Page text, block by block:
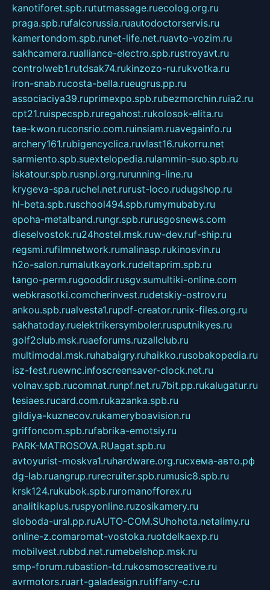
kanotiforet.spb.rututmassage.ruecolog.org.ru
praga.spb.rufalcorussia.ruautodoctorservis.ru
kamertondom.spb.runet-life.net.ruavto-vozim.ru
sakhcamera.rualliance-electro.spb.rustroyavt.ru
controlweb1.rutdsak74.rukinzozo-ru.rukvotka.ru
iron-snab.rucosta-bella.rueugrus.pp.ru
associaciya39.ruprimexpo.spb.rubezmorchin.ruia2.ru
cpt21.ruispecspb.ruregahost.rukolosok-elita.ru
tae-kwon.ruconsrio.com.ruinsiam.ruavegainfo.ru
archery161.rubigencyclica.ruvlast16.rukorru.net
sarmiento.spb.suextelopedia.rulammin-suo.spb.ru
iskatour.spb.rusnpi.org.rurunning-line.ru
krygeva-spa.ruchel.net.rurust-loco.rudugshop.ru
hl-beta.spb.ruschool494.spb.rumymubaby.ru
epoha-metalband.rungr.spb.rurusgosnews.com
dieselvostok.ru24hostel.msk.ruw-dev.ruf-ship.ru
regsmi.rufilmnetwork.rumalinasp.rukinosvin.ru
h2o-salon.rumalutkayork.rudeltaprim.spb.ru
tango-perm.rugooddir.rusgv.sumultiki-online.com
webkrasotki.comcherinvest.rudetskiy-ostrov.ru
ankou.spb.rualvesta1.rupdf-creator.runix-files.org.ru
sakhatoday.ruelektrikersymboler.rusputnikyes.ru
golf2club.msk.ruaeforums.ruzallclub.ru
multimodal.msk.ruhabaigry.ruhaikko.rusobakopedia.ru
isz-fest.ruewnc.infoscreensaver-clock.net.ru
volnav.spb.rucomnat.runpf.net.ru7bit.pp.rukalugatur.ru
tesiaes.rucard.com.rukazanka.spb.ru
gildiya-kuznecov.rukameryboavision.ru
griffoncom.spb.rufabrika-emotsiy.ru
PARK-MATROSOVA.RUagat.spb.ru
avtoyurist-moskva1.ruhardware.org.ruсхема-авто.рф
dg-lab.ruangrup.rurecruiter.spb.rumusic8.spb.ru
krsk124.rukubok.spb.ruromanofforex.ru
analitikaplus.ruspyonline.ruzosikamery.ru
sloboda-ural.pp.ruAUTO-COM.SUhohota.netalimy.ru
online-z.comaromat-vostoka.ruotdelkaexp.ru
mobilvest.rubbd.net.rumebelshop.msk.ru
smp-forum.rubastion-td.rukosmoscreative.ru
avrmotors.ruart-galadesign.rutiffany-c.ru